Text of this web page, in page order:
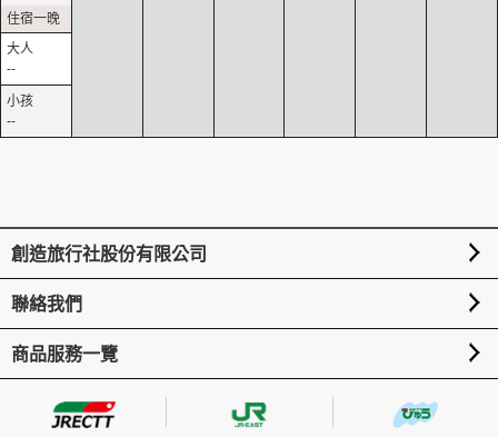
--
--
創造旅行社股份有限公司
聯絡我們
商品服務一覽